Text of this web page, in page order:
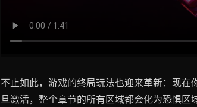
不止如此，游戏的终局玩法也迎来革新：现
旦激活，整个章节的所有区域都会化为恐惧